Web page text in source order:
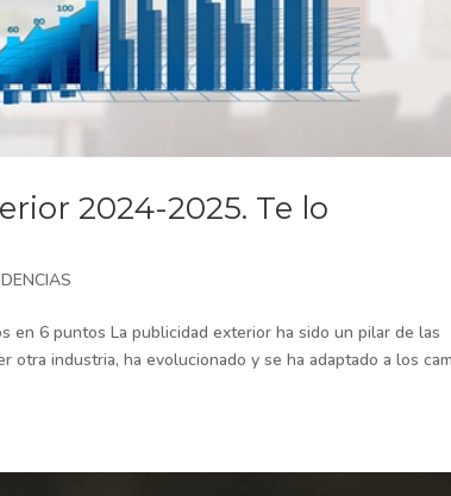
2024-2025. Te lo
en 6 puntos La publicidad exterior ha sido un pilar de las
otra industria, ha evolucionado y se ha adaptado a los